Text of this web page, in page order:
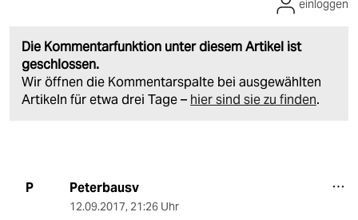
Die Kommentarfunktion unter diesem Artikel ist
geschlossen.
Wir öffnen die Kommentarspalte bei ausgewählten
Artikeln für etwa drei Tage – hier sind sie zu finden.
einloggen
P Peterbausv
12.09.2017, 21:26 Uhr